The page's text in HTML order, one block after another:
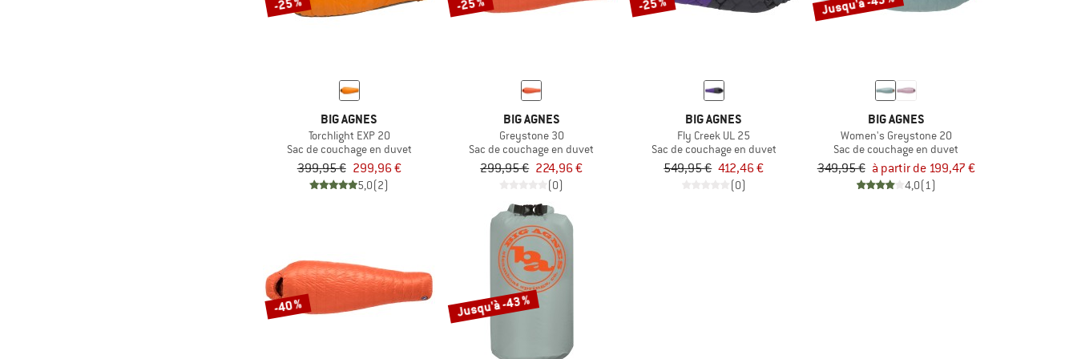
BIG AGNES
Torchlight EXP 20
Sac de couchage en duvet
399,95 € 299,96 €
5,0(2)
BIG AGNES
Greystone 30
Sac de couchage en duvet
299,95 € 224,96 €
(0)
BIG AGNES
Fly Creek UL 25
Sac de couchage en duvet
549,95 € 412,46 €
(0)
BIG AGNES
Women's Greystone 20
Sac de couchage en duvet
349,95 € à partir de 199,47 €
4,0(1)
-40 % Jusqu'à -43 %